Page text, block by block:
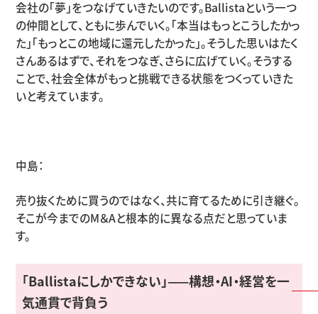
会社の「夢」をつなげていきたいのです。Ballistaという一つ
の仲間として、ともに歩んでいく。「本当はもっとこうしたかっ
た」「もっとこの地域に還元したかった」。そうした思いはたく
さんあるはずで、それをつなぎ、さらに広げていく。そうする
ことで、社会全体がもっと挑戦できる状態をつくっていきた
いと考えています。
中島：
売り抜くために買うのではなく、共に育てるために引き継ぐ。
そこが今までのM＆Aと根本的に異なる点だと思っていま
す。
「Ballistaにしかできない」——構想・AI・経営を一
気通貫で背負う